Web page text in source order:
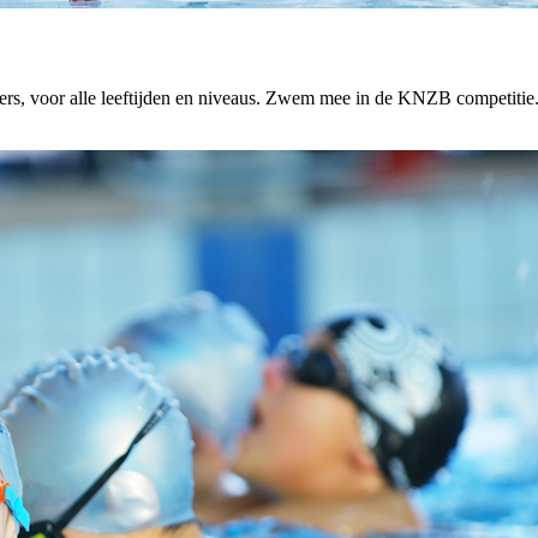
voor alle leeftijden en niveaus. Zwem mee in de KNZB competitie.